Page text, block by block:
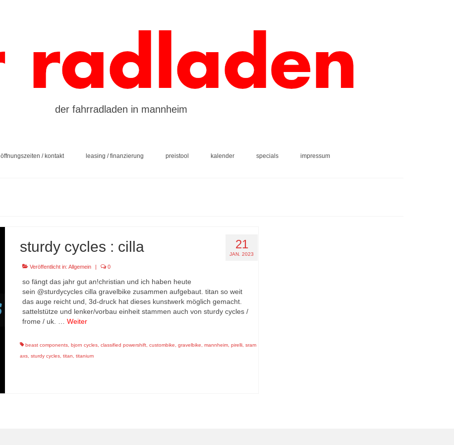
der fahrradladen in mannheim
öffnungszeiten / kontakt leasing / finanzierung preistool kalender specials impressum
21
JAN. 2023
sturdy cycles : cilla
Veröffentlicht in: Allgemein | 0
so fängt das jahr gut an!christian und ich haben heute
sein @sturdycycles cilla gravelbike zusammen aufgebaut. titan so weit
das auge reicht und, 3d-druck hat dieses kunstwerk möglich gemacht.
sattelstütze und lenker/vorbau einheit stammen auch von sturdy cycles /
frome / uk. … Weiter
beast components, bjorn cycles, classified powershift, custombike gravelbike mannheim, pirelli, sram
axs, sturdy cycles, titan titanium